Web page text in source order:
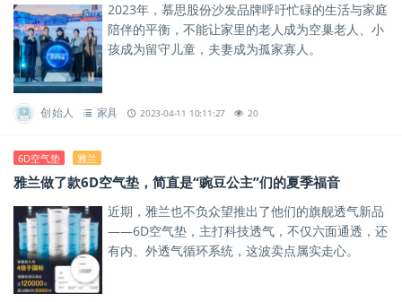
2023年，慕思股份沙发品牌呼吁忙碌的生活与家庭
陪伴的平衡，不能让家里的老人成为空巢老人、小
孩成为留守儿童，夫妻成为孤家寡人。
创始人 家具 2023-04-11 10:11:27 20
6D空气垫 雅兰
雅兰做了款6D空气垫，简直是“豌豆公主”们的夏季福音
近期，雅兰也不负众望推出了他们的旗舰透气新品
——6D空气垫，主打科技透气，不仅六面通透，还
有内、外透气循环系统，这波卖点属实走心。